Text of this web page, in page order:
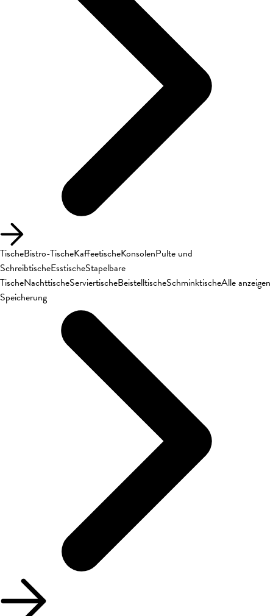
TischeBistro-TischeKaffeetischeKonsolenPulte und
SchreibtischeEsstischeStapelbare
TischeNachttischeServiertischeBeistelltischeSchminktischeAlle anzeigen
Speicherung